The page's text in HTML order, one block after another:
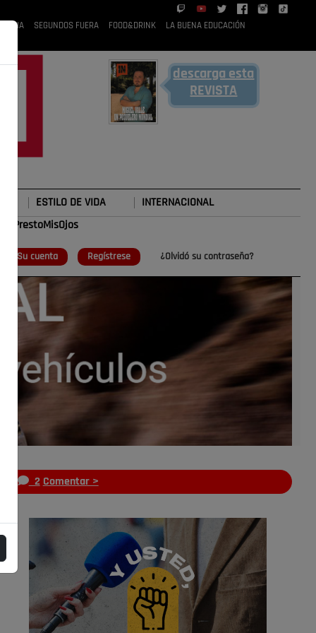
RUBIA SEGUNDOS FUERA FOOD&DRINK LA BUENA EDUCACIÓN
descarga esta
REVISTA
ESTILO DE VIDA INTERNACIONAL
Su cuenta Regístrese ¿Olvidó su contraseña?
2 Comentar >